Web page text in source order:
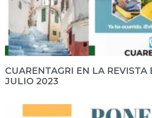
CUARENTAGRI EN LA REVISTA
JULIO 2023